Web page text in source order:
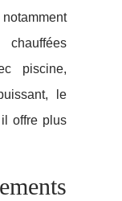
piscine,
le
offre plus